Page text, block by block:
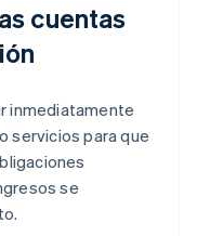
cuentas
inmediatamente
servicios para que
se